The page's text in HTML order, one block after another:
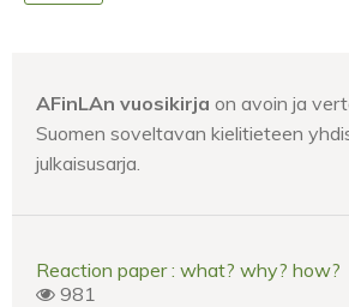
AFinLAn vuosikirja on avoin ja
Suomen soveltavan kielitieteen
julkaisusarja.
Reaction paper : what? why? how?
981